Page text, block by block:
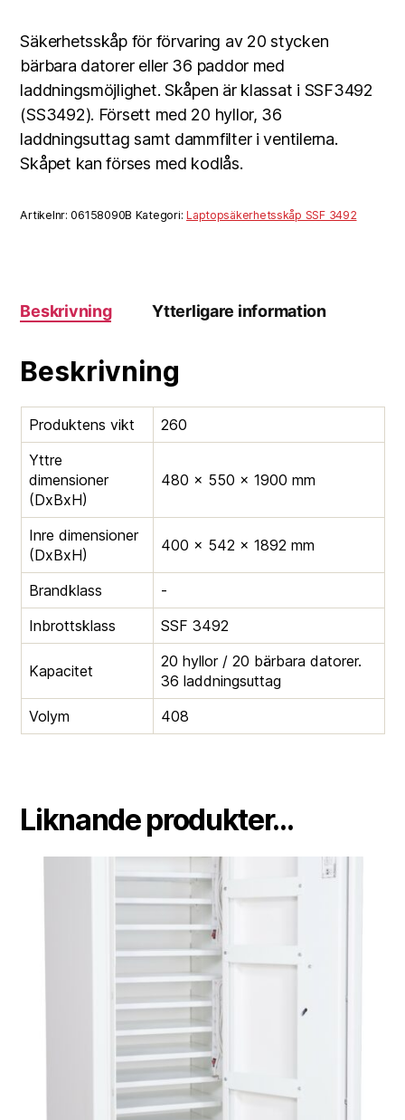
Säkerhetsskåp för förvaring av 20 stycken
bärbara datorer eller 36 paddor med
laddningsmöjlighet. Skåpen är klassat i SSF3492
(SS3492). Försett med 20 hyllor, 36
laddningsuttag samt dammfilter i ventilerna.
Skåpet kan förses med kodlås.
Artikelnr:06158090B Kategori:Laptopsäkerhetsskåp SSF 3492
Beskrivning Ytterligare information
Beskrivning
Produktens vikt
260
Yttre
dimensioner
(DxBxH)
480 × 550 × 1900 mm
Inre dimensioner
(DxBxH)
400 × 542 × 1892 mm
Brandklass
-
Inbrottsklass
SSF 3492
Kapacitet
20 hyllor / 20 bärbara datorer.
36 laddningsuttag
Volym
408
Liknande produkter...